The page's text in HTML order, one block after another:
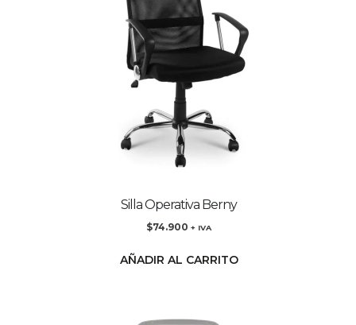
Silla Operativa Berny
$74.900 + IVA
AÑADIR AL CARRITO